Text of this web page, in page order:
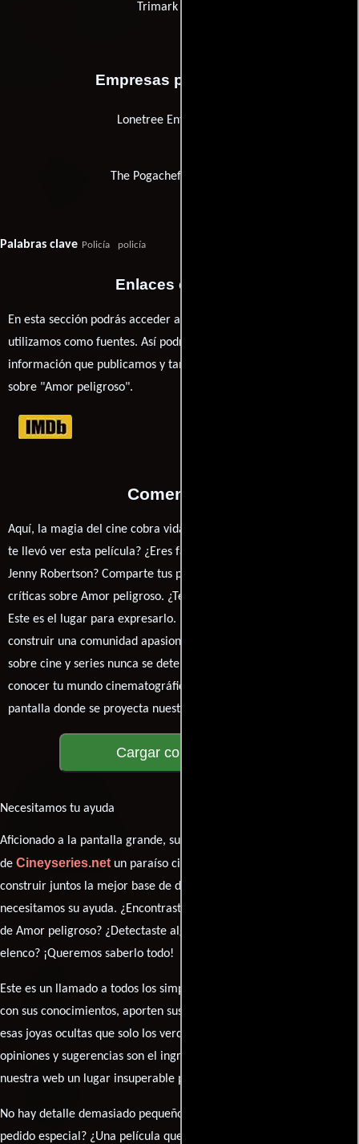
Trimark Pictures
Empresas productoras
Lonetree Entertainment
The Pogachefsky Company
Palabras clave Policía policía
Enlaces externos
En esta sección podrás acceder a los recursos externos que
utilizamos como fuentes. Así podrás chequear toda la
información que publicamos y también ampliar tu conocimiento
sobre "Amor peligroso".
Comentarios
Aquí, la magia del cine cobra vida a través de tus opiniones. ¿Qué
te llevó ver esta película? ¿Eres fan de Joyce Chopra, Joe Penny o
Jenny Robertson? Comparte tus pensamientos, emociones y
críticas sobre Amor peligroso. ¿Te hizo reír, llorar o reflexionar?
Este es el lugar para expresarlo. ¡No te guardes nada! Queremos
construir una comunidad apasionada donde la conversación
sobre cine y series nunca se detenga. Únete a la charla y déjanos
conocer tu mundo cinematográfico. ¡Los comentarios son la
pantalla donde se proyecta nuestra diversidad de opiniones!
Cargar comentarios
Necesitamos tu ayuda
Aficionado a la pantalla grande, su participación es clave para hacer
de Cineyseries.netun paraíso cinéfilo completo. Queremos
construir juntos la mejor base de datos cinematográfica, pero
necesitamos su ayuda. ¿Encontraste algún dato faltante en la ficha
de Amor peligroso? ¿Detectaste algún error en la sinopsis o el
elenco? ¡Queremos saberlo todo!
Este es un llamado a todos los simpatizantes del cine: contribuyan
con sus conocimientos, aporten sus descubrimientos y compartan
esas joyas ocultas que solo los verdaderos fanáticos conocen. Sus
opiniones y sugerencias son el ingrediente secreto que hará de
nuestra web un lugar insuperable para los amantes del celuloide.
No hay detalle demasiado pequeño ni opinión insignificante. ¿Algún
pedido especial? ¿Una película que sueñas con ver reseñada?